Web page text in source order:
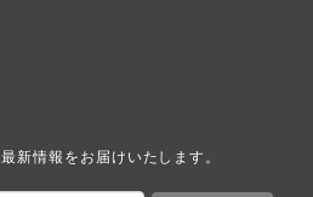
新情報をお届けいたします。